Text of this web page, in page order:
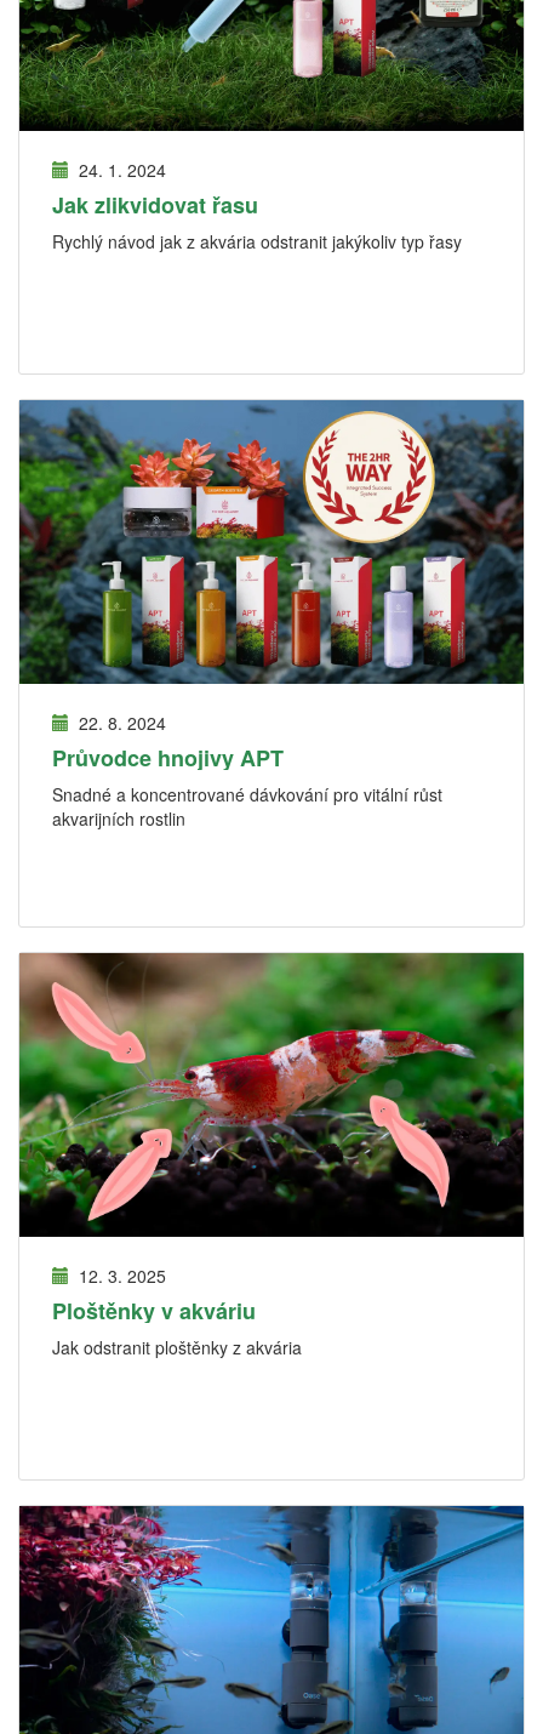
24. 1. 2024
Jak zlikvidovat řasu
Rychlý návod jak z akvária odstranit jakýkoliv typ řasy
22. 8. 2024
Průvodce hnojivy APT
Snadné a koncentrované dávkování pro vitální růst
akvarijních rostlin
12. 3. 2025
Ploštěnky v akváriu
Jak odstranit ploštěnky z akvária